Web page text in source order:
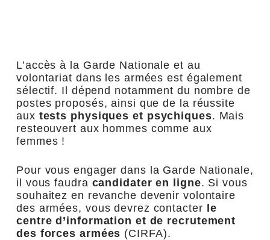
L’accès à la Garde Nationale et au
volontariat dans les armées est également
sélectif. Il dépend notamment du nombre de
postes proposés, ainsi que de la réussite
aux tests physiques et psychiques. Mais
resteouvert aux hommes comme aux
femmes !
Pour vous engager dans la Garde Nationale,
il vous faudra candidater en ligne. Si vous
souhaitez en revanche devenir volontaire
des armées, vous devrez contacter le
centre d’information et de recrutement
des forces armées (CIRFA).